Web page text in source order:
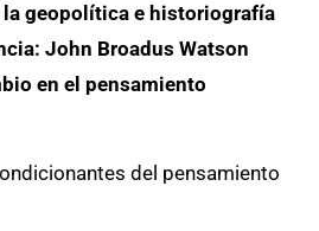
geopolítica e historiografía
John Broadus Watson
en el pensamiento
del pensamiento